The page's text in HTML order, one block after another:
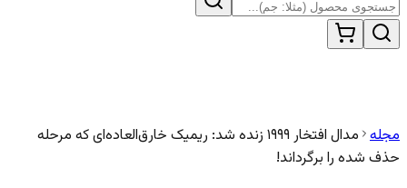
مجله
مدال افتخار ۱۹۹۹ زنده شد: ریمیک خارق‌العاده‌ای که مرحله
حذف شده را برگرداند!